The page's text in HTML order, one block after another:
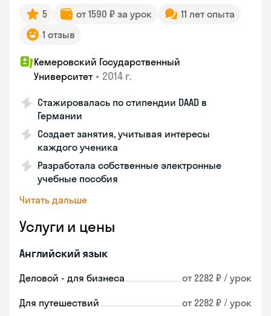
5 от 1590 ₽ за урок
11 лет опыта
1 отзыв
Кемеровский Государственный
Университет • 2014 г.
Стажировалась по стипендии DAAD в
Германии
Создает занятия, учитывая интересы
каждого ученика
Разработала собственные электронные
учебные пособия
Читать дальше
Услуги и цены
Английский язык
Деловой - для бизнеса от 2282 ₽ / урок
Для путешествий от 2282 ₽ / урок